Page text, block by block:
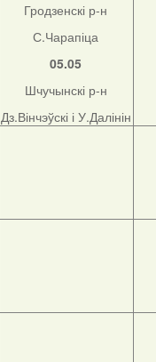
Гродзенскі р-н
С.Чарапіца
05.05
Шчучынскі р-н
Дз.Вінчэўскі і У.Далінін